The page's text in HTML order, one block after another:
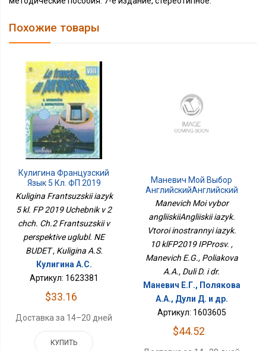
Похожие товары
Кулигина Французский
Язык 5 Кл. ФП 2019
Учебник В 2 Чч. Ч.2
Перспективе Углубл. НЕ
БУДЕТ
Kuligina Frantsuzskii iazyk
5 kl. FP 2019 Uchebnik v 2
chch. Ch.2 Frantsuzskii v
perspektive uglubl. NE
BUDET , Kuligina A.S.
Кулигина А.С.
Артикул: 1623381
$33.16
Доставка за 14–20 дней
КУПИТЬ
Маневич Мой Выбор
АнглийскийАнглийский
Язык. Второй
Иностранный Язык. 10
КлФП2019 ИППросв.
Manevich Moi vybor
angliiskiiAngliiskii iazyk.
Vtoroi inostrannyi iazyk.
10 klFP2019 IPProsv. ,
Manevich E.G., Poliakova
A.A., Duli D. i dr.
Маневич Е.Г., Полякова
А.А., Дули Д. и др.
Артикул: 1603605
$44.52